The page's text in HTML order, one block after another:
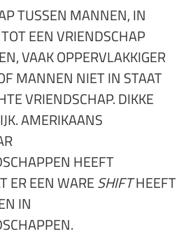
TUSSEN MANNEN, IN
EEN VRIENDSCHAP
VAAK OPPERVLAKKIGER
MANNEN NIET IN STAAT
VRIENDSCHAP. DIKKE
AMERIKAANS
HEEFT
ER EEN WARESHIFTHEEFT
IN